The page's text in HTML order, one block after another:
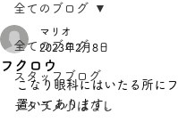
全てのブログ
スタッフブログ
デタラメ小ばなし
全てのブログ
フクロウ
マリオ
2023年2月8日
こなり眼科にはいたる所に
置いてあります。